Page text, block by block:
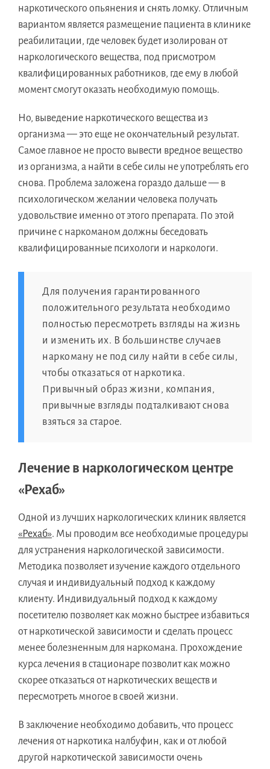
наркотического опьянения и снять ломку. Отличным
вариантом является размещение пациента в клинике
реабилитации, где человек будет изолирован от
наркологического вещества, под присмотром
квалифицированных работников, где ему в любой
момент смогут оказать необходимую помощь.
Но, выведение наркотического вещества из
организма — это еще не окончательный результат.
Самое главное не просто вывести вредное вещество
из организма, а найти в себе силы не употреблять его
снова. Проблема заложена гораздо дальше — в
психологическом желании человека получать
удовольствие именно от этого препарата. По этой
причине с наркоманом должны беседовать
квалифицированные психологи и наркологи.
Для получения гарантированного
положительного результата необходимо
полностью пересмотреть взгляды на жизнь
и изменить их. В большинстве случаев
наркоману не под силу найти в себе силы,
чтобы отказаться от наркотика.
Привычный образ жизни, компания,
привычные взгляды подталкивают снова
взяться за старое.
Лечение в наркологическом центре
«Рехаб»
Одной из лучших наркологических клиник является
«Рехаб». Мы проводим все необходимые процедуры
для устранения наркологической зависимости.
Методика позволяет изучение каждого отдельного
случая и индивидуальный подход к каждому
клиенту. Индивидуальный подход к каждому
посетителю позволяет как можно быстрее избавиться
от наркотической зависимости и сделать процесс
менее болезненным для наркомана. Прохождение
курса лечения в стационаре позволит как можно
скорее отказаться от наркотических веществ и
пересмотреть многое в своей жизни.
В заключение необходимо добавить, что процесс
лечения от наркотика налбуфин, как и от любой
другой наркотической зависимости очень